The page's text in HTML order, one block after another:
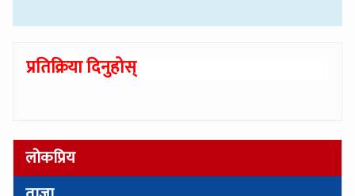
प्रतिक्रिया दिनुहोस्
लोकप्रिय